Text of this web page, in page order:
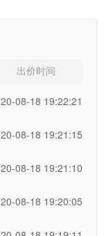
续、缴纳 竞买保
出价时间
08-18 19:22:21
08-18 19:21:15
08-18 19:21:10
08-18 19:20:05